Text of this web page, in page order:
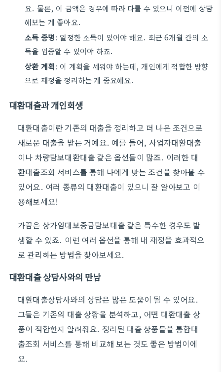
요. 물론, 이 금액은 경우에 따라 다를 수 있으니 이전에 상담
해보는 게 좋아요.
소득 증명: 일정한 소득이 있어야 해요. 최근 6개월 간의 소
득을 입증할 수 있어야 하죠.
상환 계획: 이 계획을 세워야 하는데, 개인에게 적합한 방향
으로 재정을 정리하는 게 중요해요.
대환대출과 개인회생
대환대출이란 기존의 대출을 정리하고 더 나은 조건으로
새로운 대출을 받는 거예요. 예를 들어, 사업자대환대출
이나 차량담보대환대출 같은 옵션들이 많죠. 이러한 대
환대출조회 서비스를 통해 나에게 맞는 조건을 찾아볼 수
있어요. 여러 종류의 대환대출이 있으니 잘 알아보고 이
용해보세요!
가끔은 상가임대보증금담보대출 같은 특수한 경우도 발
생할 수 있죠. 이런 여러 옵션을 통해 내 재정을 효과적으
로 관리하는 방법을 찾아보세요.
대환대출 상담사와의 만남
대환대출상담사와의 상담은 많은 도움이 될 수 있어요.
그들은 기존의 대출 상황을 분석하고, 어떤 대환대출 상
품이 적합한지 알려줘요. 정리된 대출 상품들을 통합대
출조회 서비스를 통해 비교해 보는 것도 좋은 방법이에
요.